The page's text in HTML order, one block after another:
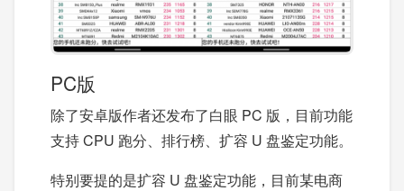
PC版
除了安卓版作者还发布了白眼 PC 版，目前功能
支持 CPU 跑分、排行榜、扩容 U 盘鉴定功能。
特别要提的是扩容 U 盘鉴定功能，目前某电商